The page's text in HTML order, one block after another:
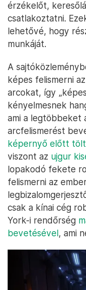
érzékelőt,
csatlakoztatni.
lehetővé, hogy
munkáját.
A
képes felismerni
arcokat, így
kényelmesnek
ami a legtöbbeket
arcfelismerést
képernyő előtt
viszont az ujgur
lopakodó fekete
felismerni az
csak a kínai cég
York-i rendőrség
bevetésével, ami